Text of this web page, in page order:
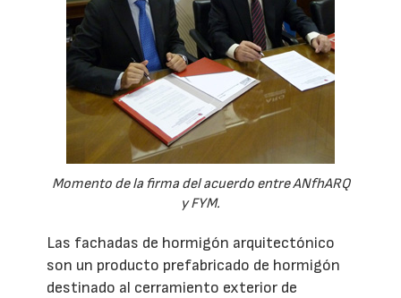
Momento de la firma del acuerdo entre ANfhARQ
y FYM.
Las fachadas de hormigón arquitectónico
son un producto prefabricado de hormigón
destinado al cerramiento exterior de